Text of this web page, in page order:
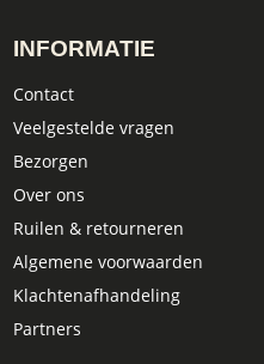
INFORMATIE
Contact
Veelgestelde vragen
Bezorgen
Over ons
Ruilen & retourneren
Algemene voorwaarden
Klachtenafhandeling
Partners